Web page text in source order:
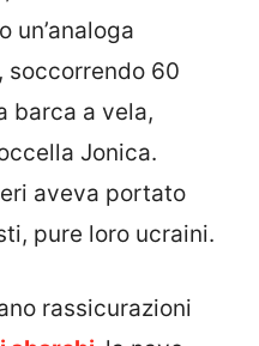
un’analoga
soccorrendo 60
barca a vela,
Jonica.
aveva portato
pure loro ucraini.
rassicurazioni